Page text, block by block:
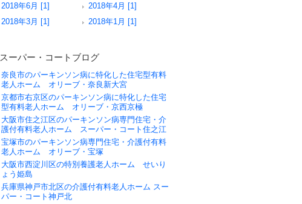
2018年6月 [1]
2018年4月 [1]
2018年3月 [1]
2018年1月 [1]
スーパー・コートブログ
奈良市のパーキンソン病に特化した住宅型有料
老人ホーム オリーブ・奈良新大宮
京都市右京区のパーキンソン病に特化した住宅
型有料老人ホーム オリーブ・京西京極
大阪市住之江区のパーキンソン病専門住宅・介
護付有料老人ホーム スーパー・コート住之江
宝塚市のパーキンソン病専門住宅・介護付有料
老人ホーム オリーブ・宝塚
大阪市西淀川区の特別養護老人ホーム せいり
ょう姫島
兵庫県神戸市北区の介護付有料老人ホーム スー
パー・コート神戸北